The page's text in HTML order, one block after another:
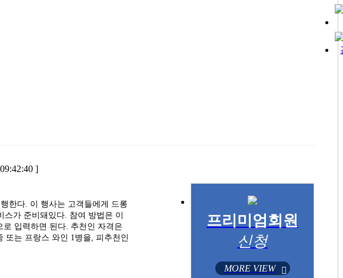
]
한다. 이 행사는 고객들에게 드롱
가 준비돼있다. 참여 방법은 이
입력하면 된다. 추천인 자격은
또는 프랑스 와인 1병을, 피추천인
프리미엄회원
신청
MORE VIEW